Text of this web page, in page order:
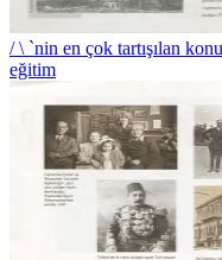
/ \ `nin en çok tartışılan
eğitim